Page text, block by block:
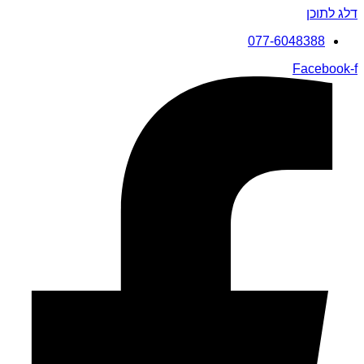
דלג לתוכן
077-6048388
Facebook-f